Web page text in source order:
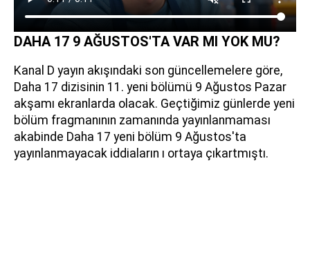
DAHA 17 9 AĞUSTOS'TA VAR MI YOK MU?
Kanal D yayın akışındaki son güncellemelere göre,
Daha 17 dizisinin 11. yeni bölümü 9 Ağustos Pazar
akşamı ekranlarda olacak. Geçtiğimiz günlerde yeni
bölüm fragmanının zamanında yayınlanmaması
akabinde Daha 17 yeni bölüm 9 Ağustos'ta
yayınlanmayacak iddiaların ı ortaya çıkartmıştı.